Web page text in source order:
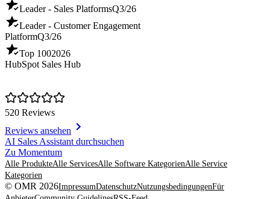
Leader - Sales PlatformsQ3/26
Leader - Customer Engagement
PlatformQ3/26
Top 1002026
HubSpot Sales Hub
520 Reviews
Reviews ansehen
Item
1
of
8
AI Sales Assistant durchsuchen
Zu Momentum
Alle ProdukteAlle ServicesAlle Software KategorienAlle Service
Kategorien
© OMR 2026ImpressumDatenschutzNutzungsbedingungenFür